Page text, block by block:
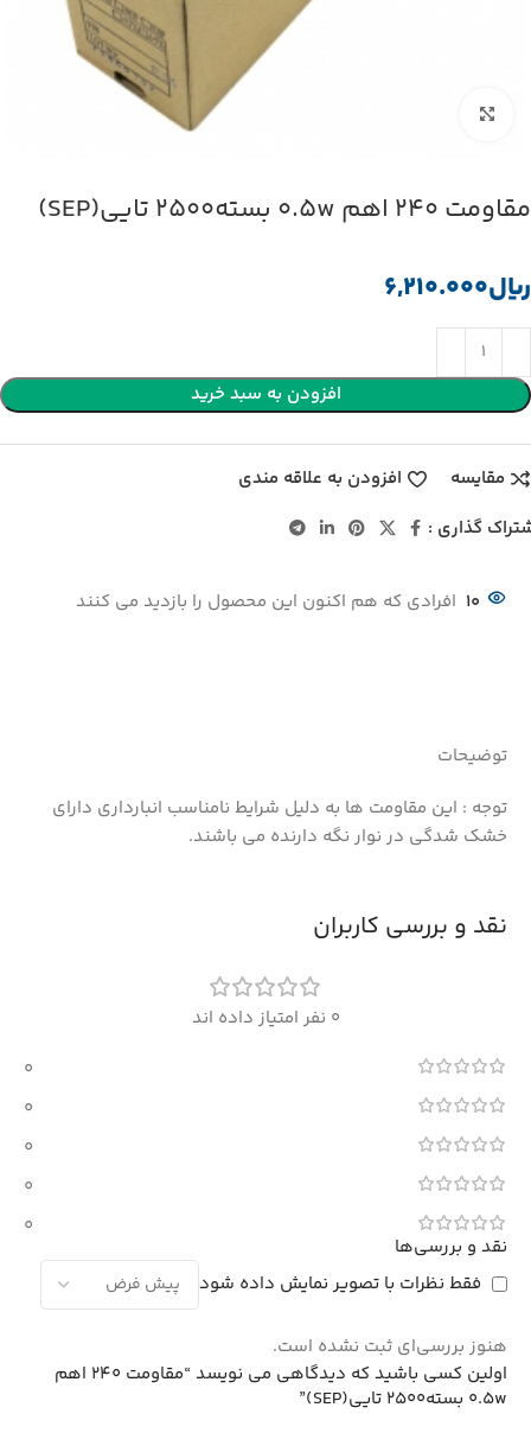
مقاومت 240 اهم 0.5w بسته2500 تایی(SEP)
﷼
افزودن به سبد خرید
مقایسه
افزودن به علاقه مندی
گذاری :
10 افرادی که هم اکنون این محصول را بازدید می کنند
توضیحات
توجه : این مقاومت ها به دلیل شرایط نامناسب انبارداری دارای
خشک شدگی در نوار نگه دارنده می باشند.
نقد و بررسی کاربران
0 نفر امتیاز داده اند
0
0
0
0
0
نقد و بررسی‌ها
فقط نظرات با تصویر نمایش داده شود
هنوز بررسی‌ای ثبت نشده است.
اولین کسی باشید که دیدگاهی می نویسد “مقاومت 240 اهم
0.5w بسته2500 تایی(SEP)”